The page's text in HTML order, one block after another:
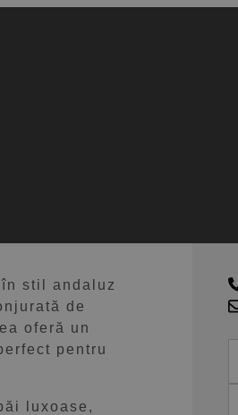
stil andaluz
de
oferă un
pentru
luxoase,